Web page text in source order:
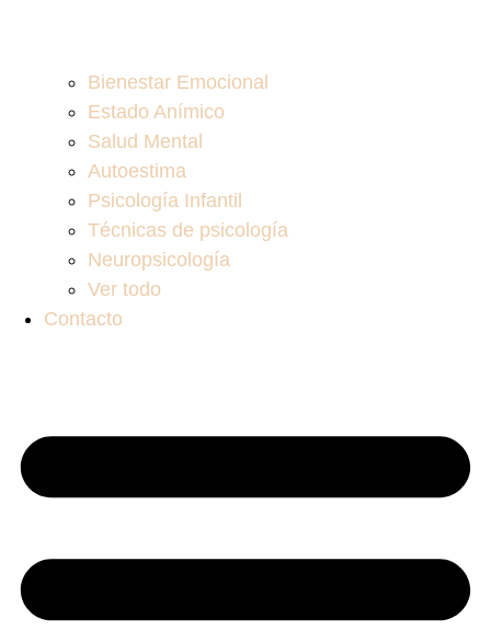
Bienestar Emocional
Estado Anímico
Salud Mental
Autoestima
Psicología Infantil
Técnicas de psicología
Neuropsicología
Ver todo
Contacto